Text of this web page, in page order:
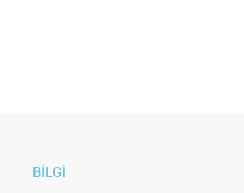
BİLGİ